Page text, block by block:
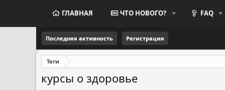
ГЛАВНАЯ ЧТО НОВОГО? FAQ
Последняя активность Регистрация
Теги
курсы о здоровье